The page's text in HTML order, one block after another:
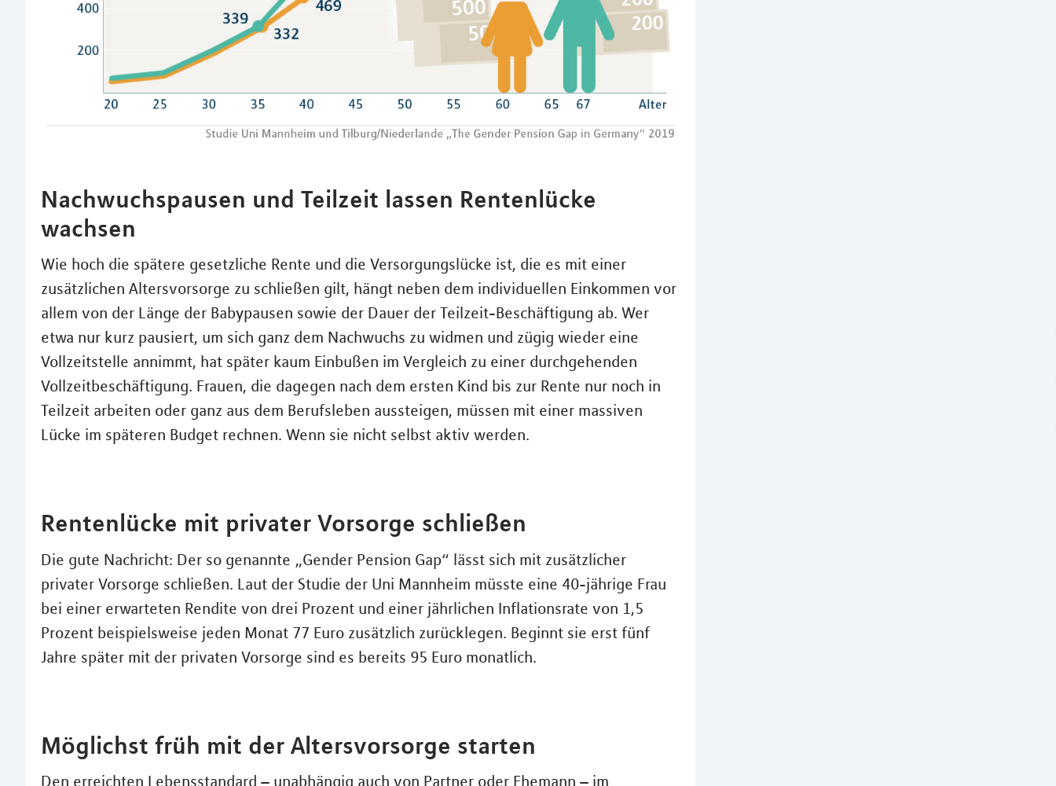
Nachwuchspausen und Teilzeit lassen Rentenlücke
wachsen
Wie hoch die spätere gesetzliche Rente und die Versorgungslücke ist, die es mit einer
zusätzlichen Altersvorsorge zu schließen gilt, hängt neben dem individuellen Einkommen vor
allem von der Länge der Babypausen sowie der Dauer der Teilzeit-Beschäftigung ab. Wer
etwa nur kurz pausiert, um sich ganz dem Nachwuchs zu widmen und zügig wieder eine
Vollzeitstelle annimmt, hat später kaum Einbußen im Vergleich zu einer durchgehenden
Vollzeitbeschäftigung. Frauen, die dagegen nach dem ersten Kind bis zur Rente nur noch in
Teilzeit arbeiten oder ganz aus dem Berufsleben aussteigen, müssen mit einer massiven
Lücke im späteren Budget rechnen. Wenn sie nicht selbst aktiv werden.
Rentenlücke mit privater Vorsorge schließen
Die gute Nachricht: Der so genannte „Gender Pension Gap“ lässt sich mit zusätzlicher
privater Vorsorge schließen. Laut der Studie der Uni Mannheim müsste eine 40-jährige Frau
bei einer erwarteten Rendite von drei Prozent und einer jährlichen Inflationsrate von 1,5
Prozent beispielsweise jeden Monat 77 Euro zusätzlich zurücklegen. Beginnt sie erst fünf
Jahre später mit der privaten Vorsorge sind es bereits 95 Euro monatlich.
Möglichst früh mit der Altersvorsorge starten
Den erreichten Lebensstandard – unabhängig auch von Partner oder Ehemann – im